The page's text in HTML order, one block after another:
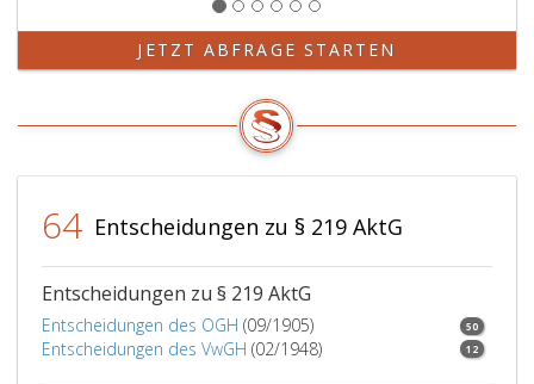
JETZT ABFRAGE STARTEN
64 Entscheidungen zu § 219 AktG
Entscheidungen zu § 219 AktG
Entscheidungen des OGH (09/1905) 50
Entscheidungen des VwGH (02/1948) 12